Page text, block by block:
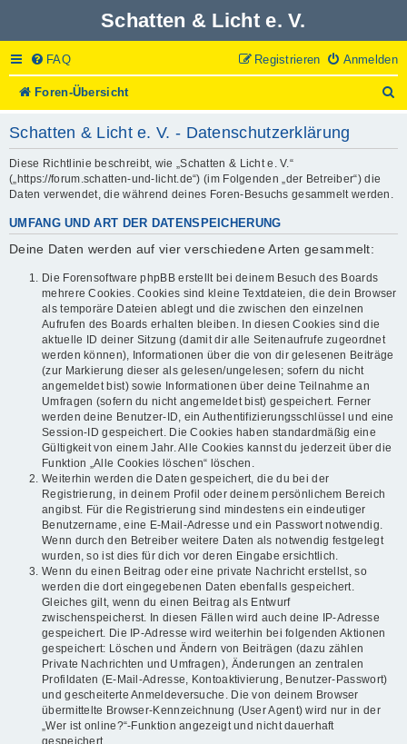
Schatten & Licht e. V.
FAQ Anmelden
Registrieren
Foren-Übersicht
u
Schatten & Licht e. V. - Datenschutzerklärung
Diese Richtlinie beschreibt, wie „Schatten & Licht e. V.“
(„https://forum.schatten-und-licht.de“) (im Folgenden „der Betreiber“) die
Daten verwendet, die während deines Foren-Besuchs gesammelt werden.
UMFANG UND ART DER DATENSPEICHERUNG
Deine Daten werden auf vier verschiedene Arten gesammelt:
Die Forensoftware phpBB erstellt bei deinem Besuch des Boards
mehrere Cookies. Cookies sind kleine Textdateien, die dein Browser
als temporäre Dateien ablegt und die zwischen den einzelnen
Aufrufen des Boards erhalten bleiben. In diesen Cookies sind die
aktuelle ID deiner Sitzung (damit dir alle Seitenaufrufe zugeordnet
werden können), Informationen über die von dir gelesenen Beiträge
(zur Markierung dieser als gelesen/ungelesen; sofern du nicht
angemeldet bist) sowie Informationen über deine Teilnahme an
Umfragen (sofern du nicht angemeldet bist) gespeichert. Ferner
werden deine Benutzer-ID, ein Authentifizierungsschlüssel und eine
Session-ID gespeichert. Die Cookies haben standardmäßig eine
Gültigkeit von einem Jahr. Alle Cookies kannst du jederzeit über die
Funktion „Alle Cookies löschen“ löschen.
Weiterhin werden die Daten gespeichert, die du bei der
Registrierung, in deinem Profil oder deinem persönlichem Bereich
angibst. Für die Registrierung sind mindestens ein eindeutiger
Benutzername, eine E-Mail-Adresse und ein Passwort notwendig.
Wenn durch den Betreiber weitere Daten als notwendig festgelegt
wurden, so ist dies für dich vor deren Eingabe ersichtlich.
Wenn du einen Beitrag oder eine private Nachricht erstellst, so
werden die dort eingegebenen Daten ebenfalls gespeichert.
Gleiches gilt, wenn du einen Beitrag als Entwurf
zwischenspeicherst. In diesen Fällen wird auch deine IP-Adresse
gespeichert. Die IP-Adresse wird weiterhin bei folgenden Aktionen
gespeichert: Löschen und Ändern von Beiträgen (dazu zählen
Private Nachrichten und Umfragen), Änderungen an zentralen
Profildaten (E-Mail-Adresse, Kontoaktivierung, Benutzer-Passwort)
und gescheiterte Anmeldeversuche. Die von deinem Browser
übermittelte Browser-Kennzeichnung (User Agent) wird nur in der
„Wer ist online?“-Funktion angezeigt und nicht dauerhaft